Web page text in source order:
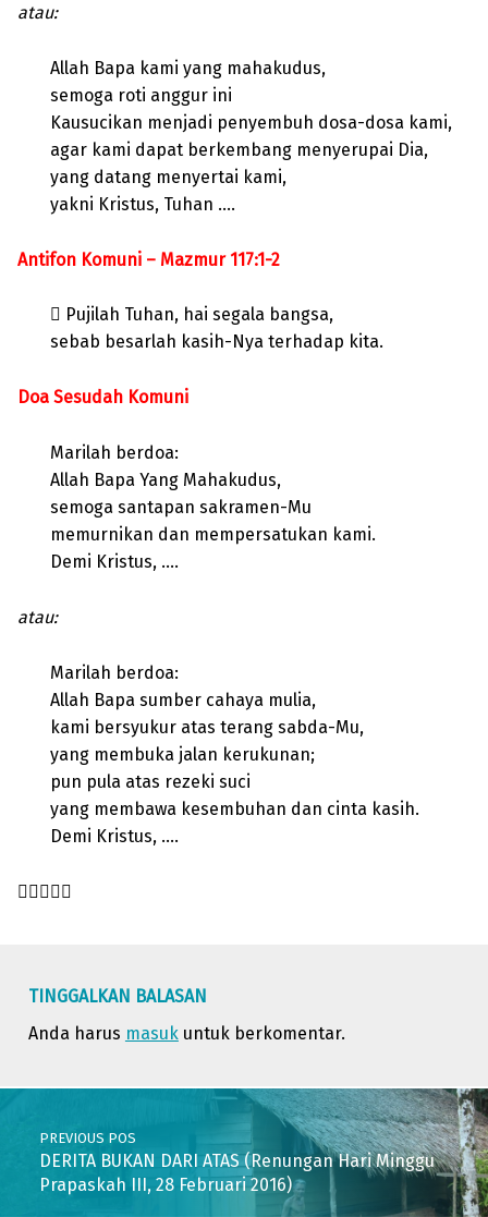
atau:
Allah Bapa kami yang mahakudus,
semoga roti anggur ini
Kausucikan menjadi penyembuh dosa-dosa kami,
agar kami dapat berkembang menyerupai Dia,
yang datang menyertai kami,
yakni Kristus, Tuhan ….
Antifon Komuni – Mazmur 117:1-2
 Pujilah Tuhan, hai segala bangsa,
sebab besarlah kasih-Nya terhadap kita.
Doa Sesudah Komuni
Marilah berdoa:
Allah Bapa Yang Mahakudus,
semoga santapan sakramen-Mu
memurnikan dan mempersatukan kami.
Demi Kristus, ….
atau:
Marilah berdoa:
Allah Bapa sumber cahaya mulia,
kami bersyukur atas terang sabda-Mu,
yang membuka jalan kerukunan;
pun pula atas rezeki suci
yang membawa kesembuhan dan cinta kasih.
Demi Kristus, ….

TINGGALKAN BALASAN
Anda harus masukuntuk berkomentar.
Post navigation
PREVIOUS POS
DERITA BUKAN DARI ATAS (Renungan Hari Minggu
Prapaskah III, 28 Februari 2016)